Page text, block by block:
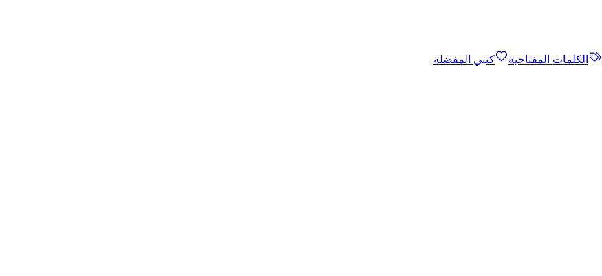
الكلمات المفتاحية
كتبي المفضلة